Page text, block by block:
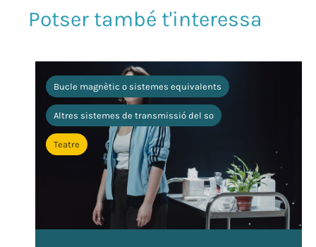
Bucle magnètic o sistemes equivalents
Altres sistemes de transmissió del so
Teatre